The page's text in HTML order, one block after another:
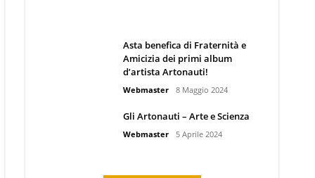
Asta benefica di Fraternità e
Amicizia dei primi album
d’artista Artonauti!
Webmaster 8 Maggio 2024
Gli Artonauti – Arte e Scienza
Webmaster 5 Aprile 2024